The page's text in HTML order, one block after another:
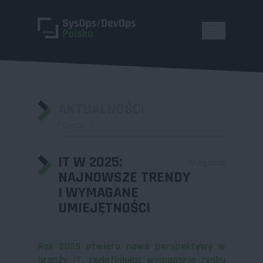
IT W 2025:
NAJNOWSZE TRENDY
I WYMAGANE
UMIEJĘTNOŚCI